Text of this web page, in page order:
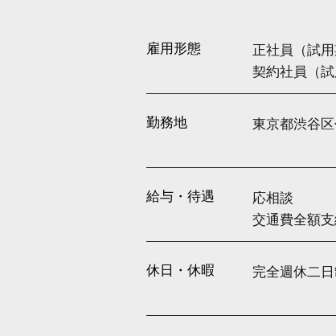
雇用形態
正社員（試用
契約社員（試
勤務地 東京都渋谷
給与・待遇
応相談
交通費全額
休日・休暇 完全週休二